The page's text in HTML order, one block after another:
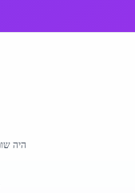
היה